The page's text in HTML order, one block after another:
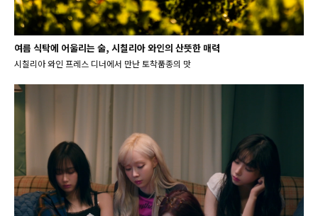
여름 식탁에 어울리는 술, 시칠리아 와인의 산뜻한 매력
시칠리아 와인 프레스 디너에서 만난 토착품종의 맛